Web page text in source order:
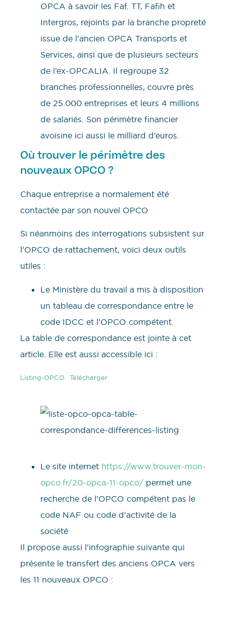
OPCA à savoir les Faf. TT, Fafih et
Intergros, rejoints par la branche propreté
issue de l’ancien OPCA Transports et
Services, ainsi que de plusieurs secteurs
de l’ex-OPCALIA. Il regroupe 32
branches professionnelles, couvre près
de 25.000 entreprises et leurs 4 millions
de salariés. Son périmètre financier
avoisine ici aussi le milliard d’euros.
Où trouver le périmètre des
nouveaux OPCO ?
Chaque entreprise a normalement été
contactée par son nouvel OPCO
Si néanmoins des interrogations subsistent sur
l’OPCO de rattachement, voici deux outils
utiles :
Le Ministère du travail a mis à disposition
un tableau de correspondance entre le
code IDCC et l’OPCO compétent.
La table de correspondance est jointe à cet
article. Elle est aussi accessible ici :
Listing-OPCO Télécharger
Le site internet https://www.trouver-mon-
opco.fr/20-opca-11-opco/ permet une
recherche de l’OPCO compétent pas le
code NAF ou code d’activité de la
société
Il propose aussi l’infographie suivante qui
présente le transfert des anciens OPCA vers
les 11 nouveaux OPCO :